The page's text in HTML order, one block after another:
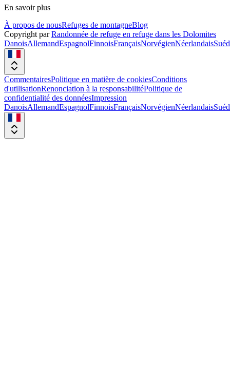
En savoir plus
À propos de nousRefuges de montagneBlog
Copyright par Randonnée de refuge en refuge dans les Dolomites
DanoisAllemandEspagnolFinnoisFrançaisNorvégienNéerlandais
CommentairesPolitique en matière de cookiesConditions
d'utilisationRenonciation à la responsabilitéPolitique de
confidentialité des donnéesImpression
DanoisAllemandEspagnolFinnoisFrançaisNorvégienNéerlandais